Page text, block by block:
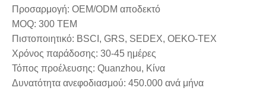
Προσαρμογή: OEM/ODM αποδεκτό
MOQ: 300 ΤΕΜ
Πιστοποιητικό: BSCI, GRS, SEDEX, OEKO-TEX
Χρόνος παράδοσης: 30-45 ημέρες
Τόπος προέλευσης: Quanzhou, Κίνα
Δυνατότητα ανεφοδιασμού: 450.000 ανά μήνα